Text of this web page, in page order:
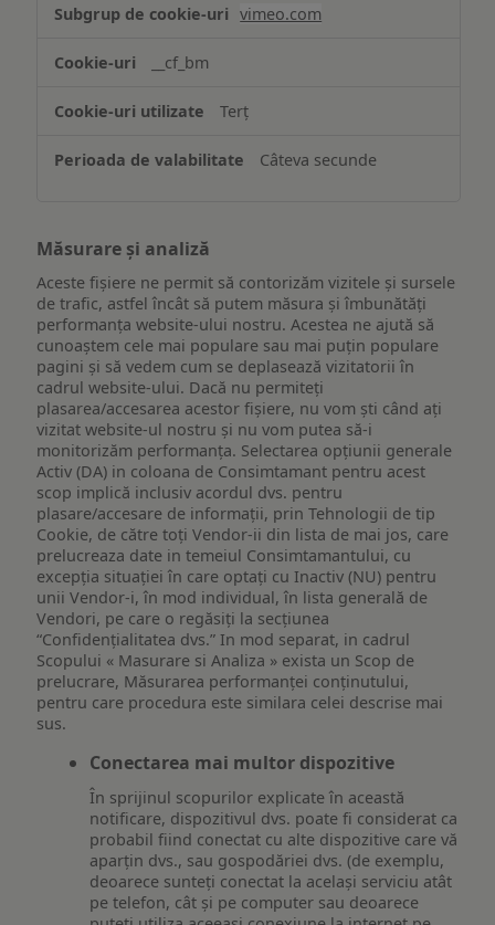
funcționalităților
ului
vimeo.com
__cf_bm
Terț
Câteva secunde
Măsurare și analiză
Aceste fișiere ne permit să contorizăm vizitele și sursele
de trafic, astfel încât să putem măsura și îmbunătăți
performanța website-ului nostru. Acestea ne ajută să
cunoaștem cele mai populare sau mai puțin populare
pagini și să vedem cum se deplasează vizitatorii în
cadrul website-ului. Dacă nu permiteți
plasarea/accesarea acestor fișiere, nu vom ști când ați
vizitat website-ul nostru și nu vom putea să-i
monitorizăm performanța. Selectarea opțiunii generale
Activ (DA) in coloana de Consimtamant pentru acest
scop implică inclusiv acordul dvs. pentru
plasare/accesare de informații, prin Tehnologii de tip
Cookie, de către toți Vendor-ii din lista de mai jos, care
prelucreaza date in temeiul Consimtamantului, cu
excepția situației în care optați cu Inactiv (NU) pentru
unii Vendor-i, în mod individual, în lista generală de
Vendori, pe care o regăsiți la secțiunea
“Confidențialitatea dvs.” In mod separat, in cadrul
Scopului « Masurare si Analiza » exista un Scop de
prelucrare, Măsurarea performanței conținutului,
pentru care procedura este similara celei descrise mai
sus.
Conectarea mai multor dispozitive
În sprijinul scopurilor explicate în această
notificare, dispozitivul dvs. poate fi considerat ca
probabil fiind conectat cu alte dispozitive care vă
aparțin dvs., sau gospodăriei dvs. (de exemplu,
deoarece sunteți conectat la același serviciu atât
pe telefon, cât și pe computer sau deoarece